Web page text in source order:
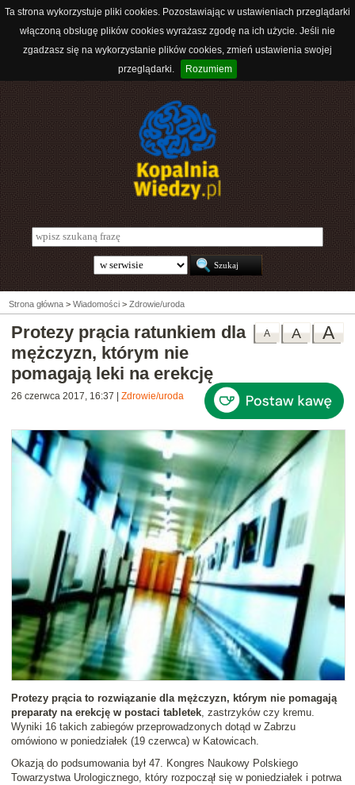
Ta strona wykorzystuje pliki cookies. Pozostawiając w ustawieniach przeglądarki
włączoną obsługę plików cookies wyrażasz zgodę na ich użycie. Jeśli nie
zgadzasz się na wykorzystanie plików cookies, zmień ustawienia swojej
przeglądarki.
Rozumiem
Strona główna > Wiadomości > Zdrowie/uroda
A
A
A
Protezy prącia ratunkiem dla
mężczyzn, którym nie
pomagają leki na erekcję
26 czerwca 2017, 16:37 Zdrowie/uroda
Protezy prącia to rozwiązanie dla mężczyzn, którym nie pomagają
preparaty na erekcję w postaci tabletek, zastrzyków czy kremu.
Wyniki 16 takich zabiegów przeprowadzonych dotąd w Zabrzu
omówiono w poniedziałek (19 czerwca) w Katowicach.
Okazją do podsumowania był 47. Kongres Naukowy Polskiego
Towarzystwa Urologicznego, który rozpoczął się w poniedziałek i potrwa